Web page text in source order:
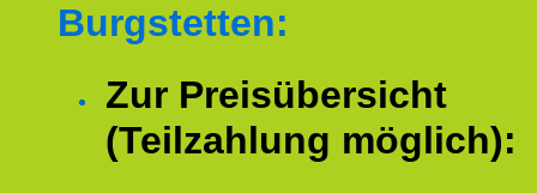
Burgstetten:
Zur Preisübersicht
(Teilzahlung möglich):